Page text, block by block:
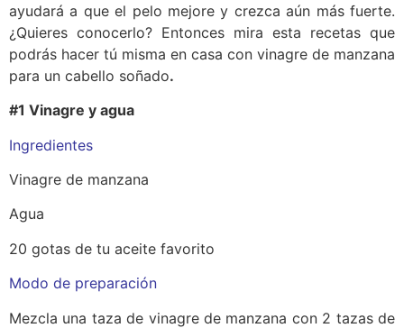
ayudará a que el pelo mejore y crezca aún más fuerte.
¿Quieres conocerlo? Entonces mira esta recetas que
podrás hacer tú misma en casa con vinagre de manzana
para un cabello soñado.
#1 Vinagre y agua
Ingredientes
Vinagre de manzana
Agua
20 gotas de tu aceite favorito
Modo de preparación
Mezcla una taza de vinagre de manzana con 2 tazas de